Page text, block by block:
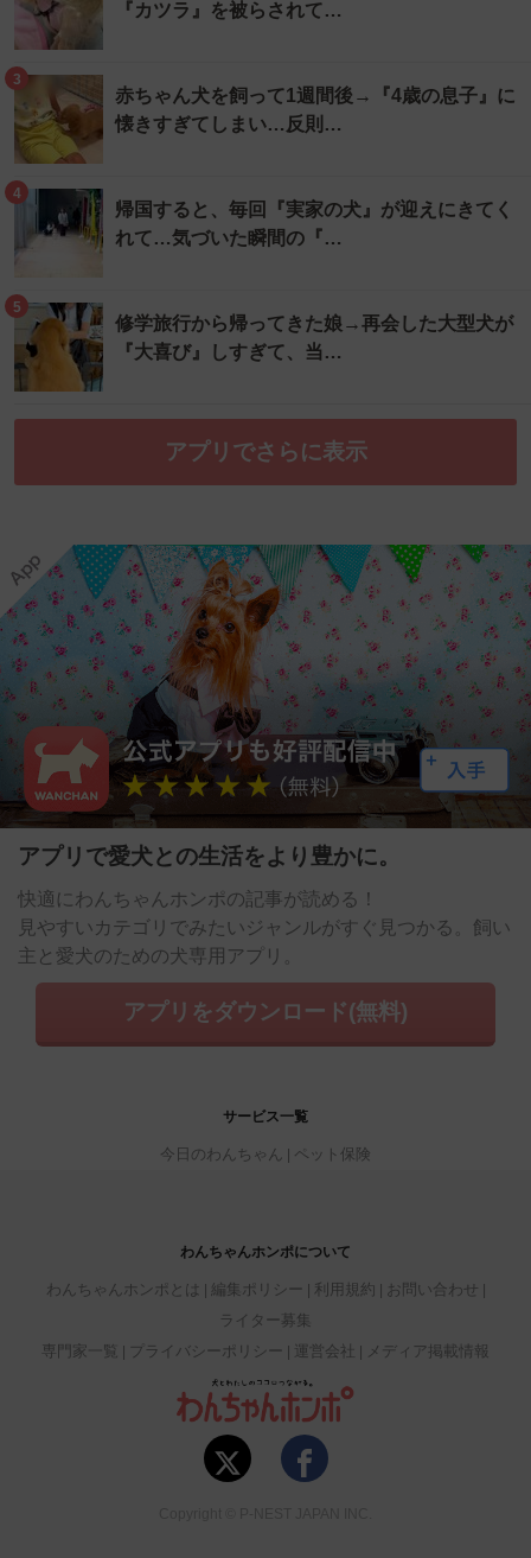
『カツラ』を被らされて…
3
赤ちゃん犬を飼って1週間後→『4歳の息子』に
懐きすぎてしまい…反則…
4
帰国すると、毎回『実家の犬』が迎えにきてく
れて…気づいた瞬間の『…
5
修学旅行から帰ってきた娘→再会した大型犬が
『大喜び』しすぎて、当…
アプリでさらに表示
アプリで愛犬との生活をより豊かに。
快適にわんちゃんホンポの記事が読める！
見やすいカテゴリでみたいジャンルがすぐ見つかる。飼い
主と愛犬のための犬専用アプリ。
アプリをダウンロード(無料)
サービス一覧
今日のわんちゃん ペット保険
わんちゃんホンポについて
わんちゃんホンポとは 編集ポリシー 利用規約
お問い合わせ
ライター募集
専門家一覧
プライバシーポリシー 運営会社 メディア掲載情報